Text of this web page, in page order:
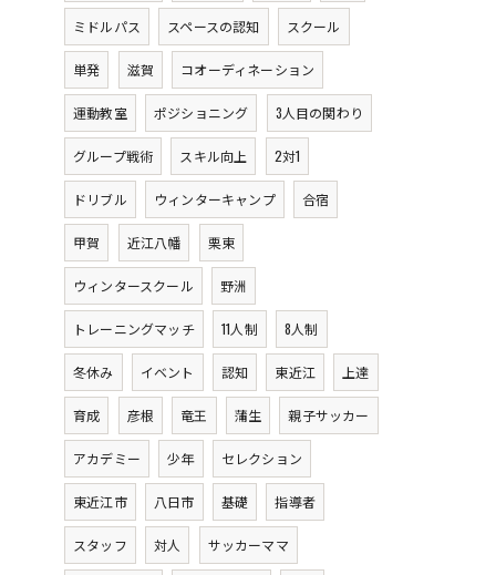
ミドルパス スペースの認知 スクール
単発 滋賀 コオーディネーション
運動教室 ポジショニング 3人目の関わり
グループ戦術 スキル向上 2対1
ドリブル ウィンターキャンプ 合宿
甲賀 近江八幡 栗東
ウィンタースクール 野洲
トレーニングマッチ 11人制 8人制
冬休み イベント 認知 東近江 上達
育成 彦根 竜王 蒲生 親子サッカー
アカデミー 少年 セレクション
東近江市 八日市 基礎 指導者
スタッフ 対人 サッカーママ